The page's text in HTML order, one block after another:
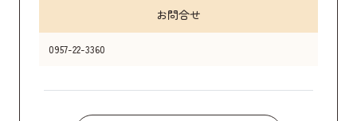
お問合せ
0957-22-3360